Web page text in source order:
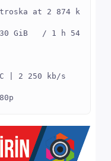
at 2 874 kb/s
GiB   / 1 h 54 min
| 2 250 kb/s
ISO/AVC ->